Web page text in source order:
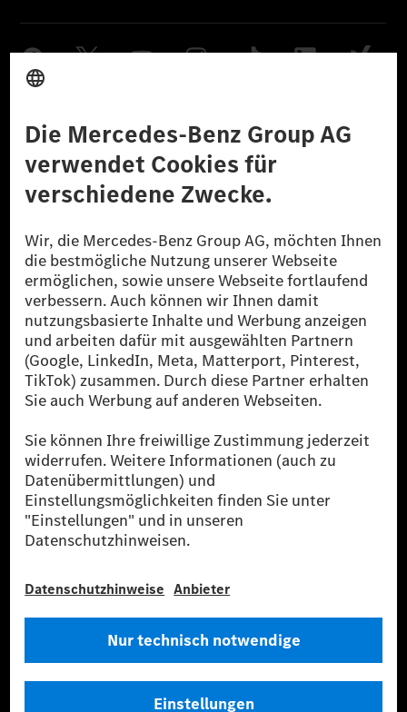
Datenschutz Lizenzhinweise Dritter Barrierefreiheit
© 2026 Mercedes-Benz Group AG. Alle Rechte vorbehalten.
[1] Bilanziell CO₂-neutral bedeutet, dass nicht vermiedene oder nicht
reduzierte CO₂-Emissionen bei der Mercedes-Benz Group durch
zertifizierte Ausgleichsprojekte kompensiert werden.
[2] Renewable Charging ist ein integraler Bestandteil von MB.CHARGE
Public in Europa, den USA, Kanada und China. Sofern an der jeweiligen
Ladestation noch kein Strom aus erneuerbaren Energien vorliegt,
verwendet Renewable Charging Grünstromzertifikate*. Diese stellen
sicher, dass für Ladevorgänge über MB.CHARGE Public eine äquivalente
Strommenge aus erneuerbaren Energien ins Stromnetz eingespeist wird.
* Inkl. EKOenergy Ökolabel
* Die angegebenen Werte wurden nach dem vorgeschriebenen
Messverfahren WLTP (Worldwide harmonised Light vehicles Test
Procedure) ermittelt. Die angegebenen Spannweiten beziehen sich auf
den europäischen Markt. Der Energieverbrauch und der CO₂-Ausstoß
eines Pkw sind nicht nur von der effizienten Ausnutzung des Kraftstoffs
bzw. des Energieträgers durch den Pkw, sondern auch vom Fahrstil und
** Der Stromverbrauch wurde auf der Grundlage der VO 692/2008/EG
Fahrzeugkonfiguration.
*** Angaben zum Stromverbrauch und zur Reichweite sind vorläufig und
wurden intern nach Maßgabe der Zertifizierungsmethode „WLTP-
Typgenehmigung noch eine Konformitätsbescheinigung mit amtlichen